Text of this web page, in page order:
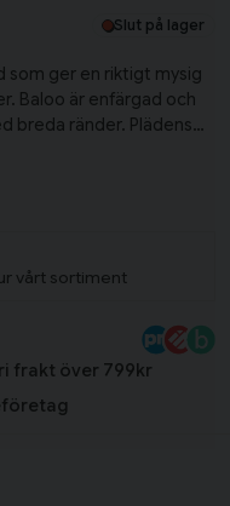
Slut på lager
som ger en riktigt mysig
Baloo är enfärgad och
breda ränder. Plädens
och det går enkelt att
vårt sortiment
frakt över 799kr